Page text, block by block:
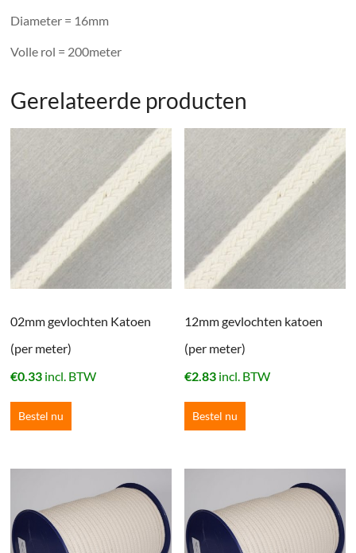
Diameter = 16mm
Volle rol = 200meter
Gerelateerde producten
02mm gevlochten Katoen
(per meter)
€0.33 incl. BTW
Bestel nu
12mm gevlochten katoen
(per meter)
€2.83 incl. BTW
Bestel nu